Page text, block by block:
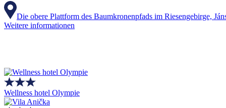
Die obere Plattform des Baumkronenpfads im Riesengebirge,
Weitere informationen
Wellness hotel Olympie